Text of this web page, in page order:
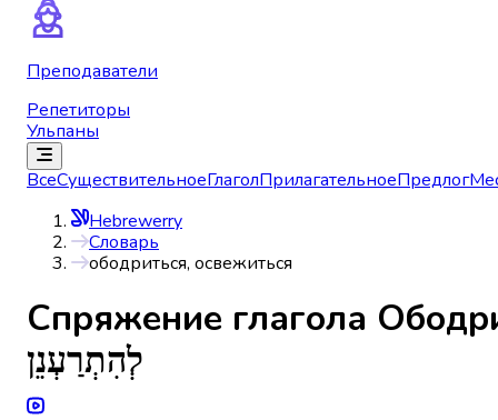
Преподаватели
Репетиторы
Ульпаны
ВсеСуществительноеГлаголПрилагательноеПредлог
Hebrewerry
Словарь
ободриться, освежиться
Спряжениe глагола
לְהִתְרַעְנֵן